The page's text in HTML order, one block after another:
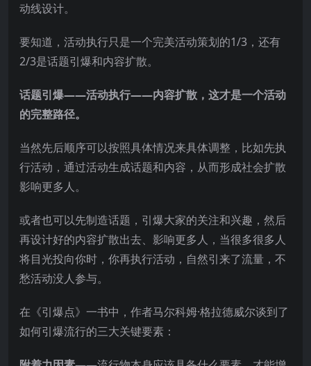
动线设计。
要知道，活动执行只是一个完美活动策划的1/3，还有
2/3是话题引爆和内容扩散。
话题引爆——活动执行——内容扩散，这才是一个活动
的完整路径。
当然先后顺序可以按照具体情况来具体调整，比如先执
行活动，通过活动生成话题和内容，从而形成社会扩散
影响更多人。
或者也可以先制造话题，引爆大家的关注和兴趣，然后
再设计好的内容扩散出去、影响更多人，当很多很多人
将目光投向你时，你再执行活动，自然引来了流量，不
愁活动没人参与。
在《引爆点》一书中，作者马尔科姆·格拉德威尔谈到了
如何引爆流行的三大关键要素：